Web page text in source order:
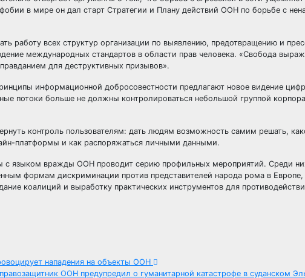
в мире он дал старт Стратегии и Плану действий ООН по борьбе с
работу всех структур организации по выявлению, предотвращению и
международных стандартов в области прав человека. «Свобода
для деструктивных призывов».
информационной добросовестности предлагают новое видение
потоки больше не должны контролироваться небольшой группой
контроль пользователям: дать людям возможность самим решать,
платформы и как распоряжаться личными данными.
с языком вражды ООН проводит серию профильных мероприятий. Среди
формам дискриминации против представителей народа рома в
коалиций и выработку практических инструментов для
нападения на объекты ООН
ООН предупредил о гуманитарной катастрофе в суданском